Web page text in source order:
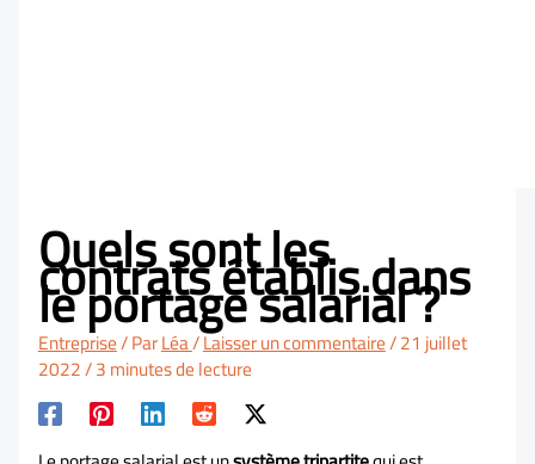
Quels sont les
contrats établis dans
le portage salarial ?
Entreprise/ ParLéa/Laisser un commentaire/21 juillet
2022/3 minutes de lecture